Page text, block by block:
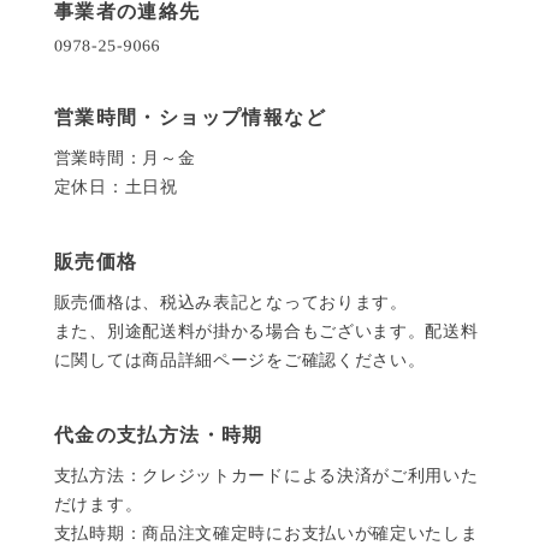
事業者の連絡先
営業時間・ショップ情報など
営業時間：月～金
定休日：土日祝
販売価格
販売価格は、税込み表記となっております。
また、別途配送料が掛かる場合もございます。配送料
に関しては商品詳細ページをご確認ください。
代金の支払方法・時期
支払方法：クレジットカードによる決済がご利用いた
だけます。
支払時期：商品注文確定時にお支払いが確定いたしま